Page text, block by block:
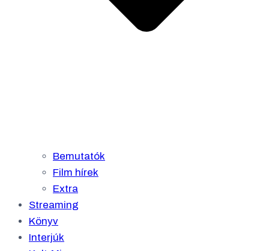
Bemutatók
Film hírek
Extra
Streaming
Könyv
Interjúk